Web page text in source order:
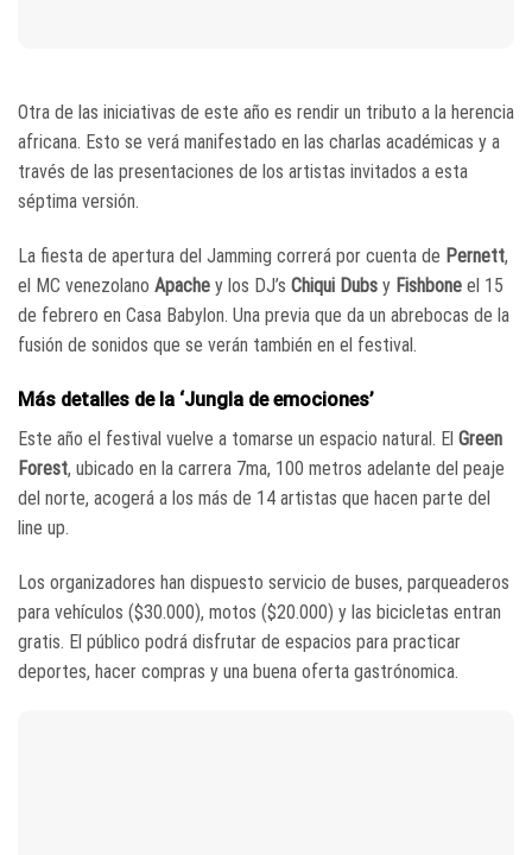
Otra de las iniciativas de este año es rendir un tributo a la herencia
africana. Esto se verá manifestado en las charlas académicas y a
través de las presentaciones de los artistas invitados a esta
séptima versión.
La fiesta de apertura del Jamming correrá por cuenta de Pernett,
el MC venezolano Apache y los DJ’s Chiqui Dubs y Fishbone el 15
de febrero en Casa Babylon. Una previa que da un abrebocas de la
fusión de sonidos que se verán también en el festival.
Más detalles de la ‘Jungla de emociones’
Este año el festival vuelve a tomarse un espacio natural. El Green
Forest, ubicado en la carrera 7ma, 100 metros adelante del peaje
del norte, acogerá a los más de 14 artistas que hacen parte del
line up.
Los organizadores han dispuesto servicio de buses, parqueaderos
para vehículos ($30.000), motos ($20.000) y las bicicletas entran
gratis. El público podrá disfrutar de espacios para practicar
deportes, hacer compras y una buena oferta gastrónomica.